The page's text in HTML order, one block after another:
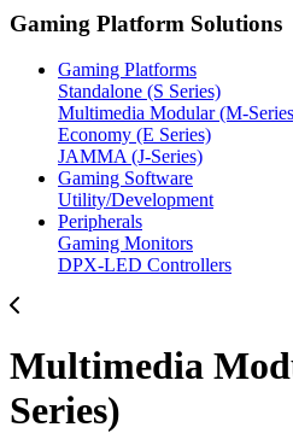
Gaming Platform Solutions
Gaming Platforms
Standalone (S Series)
Multimedia Modular (M-
Economy (E Series)
JAMMA (J-Series)
Gaming Software
Utility/Development
Peripherals
Gaming Monitors
DPX-LED Controllers
Multimedia
Series)